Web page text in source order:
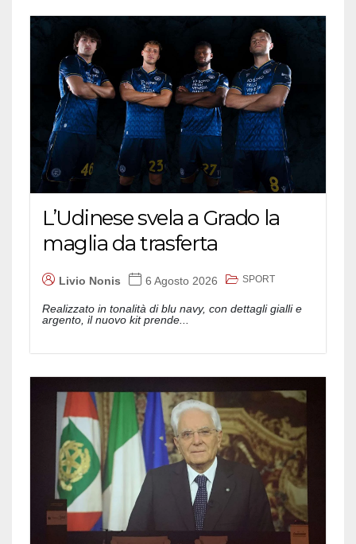
L’Udinese svela a Grado la
maglia da trasferta
Livio Nonis 6 Agosto 2026 SPORT
Realizzato in tonalità di blu navy, con dettagli gialli e
argento, il nuovo kit prende...